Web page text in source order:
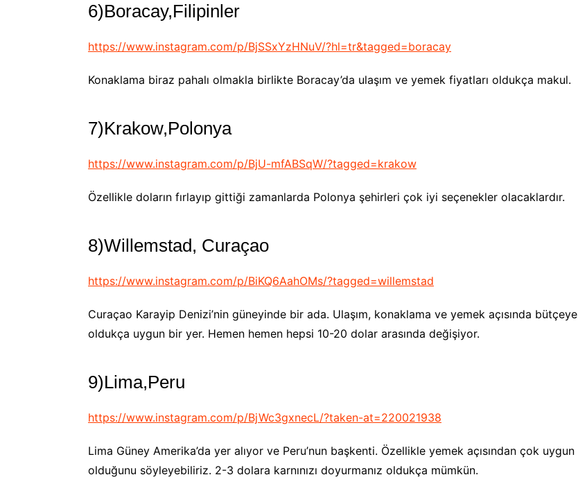
6)Boracay,Filipinler
https://www.instagram.com/p/BjSSxYzHNuV/?hl=tr&tagged=boracay
Konaklama biraz pahalı olmakla birlikte Boracay’da ulaşım ve yemek fiyatları oldukça makul.
7)Krakow,Polonya
https://www.instagram.com/p/BjU-mfABSqW/?tagged=krakow
Özellikle doların fırlayıp gittiği zamanlarda Polonya şehirleri çok iyi seçenekler olacaklardır.
8)Willemstad, Curaçao
https://www.instagram.com/p/BiKQ6AahOMs/?tagged=willemstad
Curaçao Karayip Denizi’nin güneyinde bir ada. Ulaşım, konaklama ve yemek açısında bütçeye
oldukça uygun bir yer. Hemen hemen hepsi 10-20 dolar arasında değişiyor.
9)Lima,Peru
https://www.instagram.com/p/BjWc3gxnecL/?taken-at=220021938
Lima Güney Amerika’da yer alıyor ve Peru’nun başkenti. Özellikle yemek açısından çok uygun
olduğunu söyleyebiliriz. 2-3 dolara karnınızı doyurmanız oldukça mümkün.